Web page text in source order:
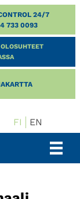
24/7
733 0093
FI EN